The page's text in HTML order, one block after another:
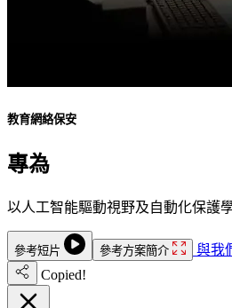
教育網絡保安
專為
以人工智能驅動視野及自動化保護
參考短片 參考方案簡介
與我
Copied!